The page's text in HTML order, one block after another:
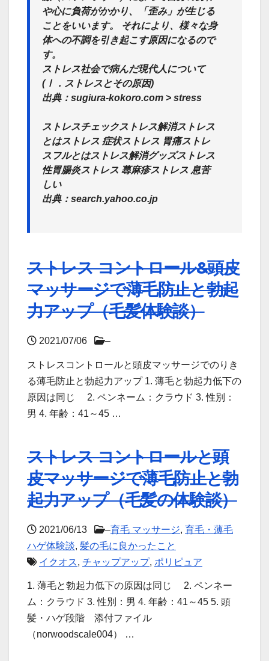
や心に負荷がかかり、「歪み」が生じる
ことをいいます。 それにより、様々な身
体への不調を引き起こす原因になるので
す。
ストレス社会で病んだ現代人について
(Ⅰ．ストレスとその原因)
出典：sugiura-kokoro.com > stress
ストレスチェックストレス解消ストレス
とはストレス 症状ストレス 胃痛ストレ
スフルとはストレス解消グッズストレス
性胃腸炎ストレス 蕁麻疹ストレス 息苦
しい
出典：search.yahoo.co.jp
ストレス コントロール&頭皮
マッサージで薄毛防止と勃起
力アップ（毛髪体験談）
2021/07/06 –
ストレスコントロールと頭皮マッサージでのりき
る薄毛防止と勃起力アップ 1. 薄毛と勃起力低下の
原因は同じ 2. ペンネーム：クラウド 3. 性別：
男 4. 年齢：41～45 …
ストレス コントロールと頭
皮マッサージで薄毛防止と勃
起力アップ（毛髪の体験談）
2021/06/13 –育毛 マッサージ, 育毛・薄毛
ハゲ体験談, 髪の毛に良かったこと
イクオス, チャップアップ, ポリピュア
1. 薄毛と勃起力低下の原因は同じ 2. ペンネー
ム：クラウド 3. 性別：男 4. 年齢：41～45 5. 頭
髪・ハゲ段階 添付ファイル
（norwoodscale004） …